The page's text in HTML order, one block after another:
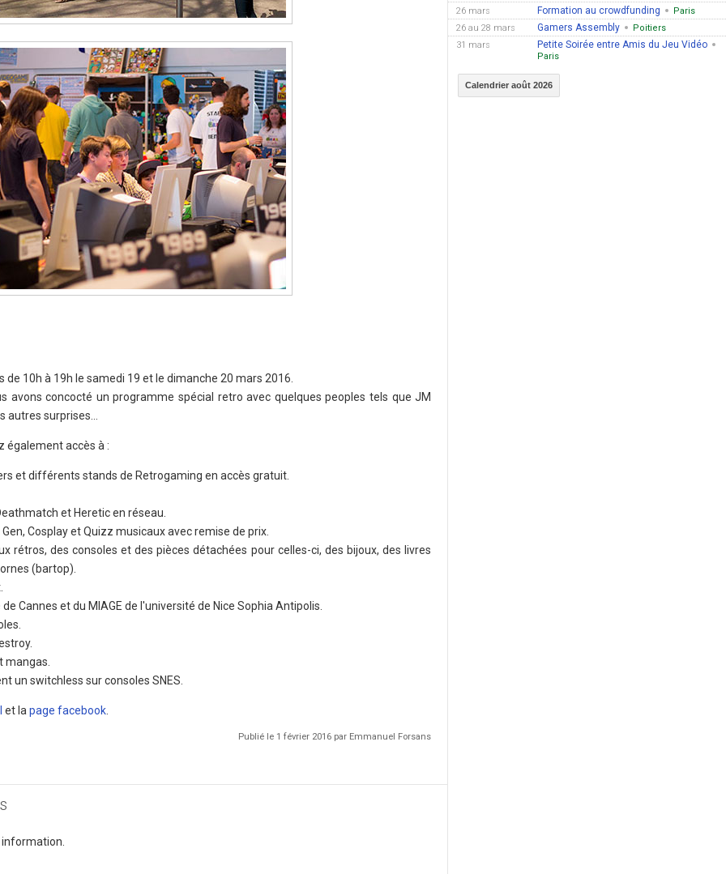
de 10h à 19h le samedi 19 et le dimanche 20 mars 2016.
avons concocté un programme spécial retro avec quelques peoples tels que JM
autres surprises…
également accès à :
et différents stands de Retrogaming en accès gratuit.
et Heretic en réseau.
Cosplay et Quizz musicaux avec remise de prix.
rétros, des consoles et des pièces détachées pour celles-ci, des bijoux, des livres
(bartop).
Cannes et du MIAGE de l'université de Nice Sophia Antipolis.
mangas.
un switchless sur consoles SNES.
et la page facebook
Publié le 1 février 2016 par Emmanuel Forsans
26 mars
Formation au crowdfunding
Paris
26 au 28 mars
Gamers Assembly
Poitiers
31 mars
Petite Soirée entre Amis du Jeu Vidéo
Paris
Calendrier août 2026